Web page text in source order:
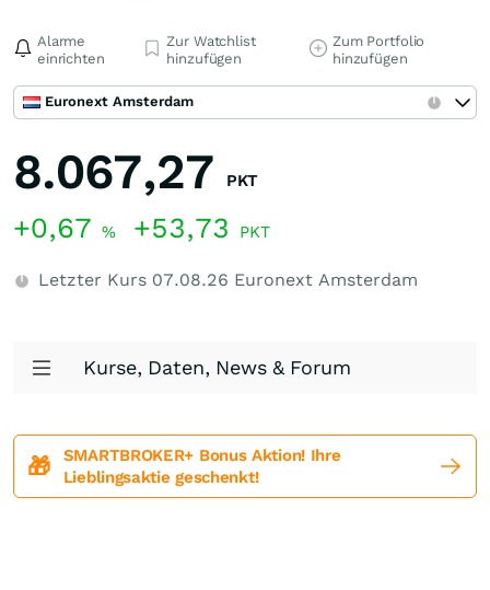
Alarme
einrichten
Zur Watchlist
hinzufügen
Zum Portfolio
hinzufügen
Euronext Amsterdam
8.067,27 PKT
+0,67 % +53,73 PKT
Letzter Kurs 07.08.26 Euronext Amsterdam
Kurse, Daten, News & Forum
🎁
SMARTBROKER+ Bonus Aktion! Ihre
Lieblingsaktie geschenkt!